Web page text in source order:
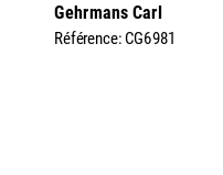
Gehrmans Carl
Référence: CG6981